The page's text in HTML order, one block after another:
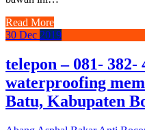
Read More
30 Dec 2019
telepon – 081-
waterproofing
Batu, Kabupaten